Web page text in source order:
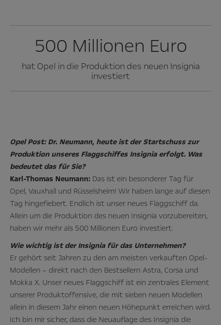
500 Millionen Euro
hat Opel in die Produktion des neuen Insignia
investiert
Opel Post: Dr. Neumann, heute ist der Startschuss zur
Produktion unseres Flaggschiffes Insignia erfolgt. Was
bedeutet das für Sie?
Karl-Thomas Neumann: Das ist ein besonderer Tag für
Opel, Vauxhall und Rüsselsheim! Wir haben lange auf diesen
Tag hingefiebert. Endlich ist unser neues Flaggschiff da.
Allein um die Produktion des neuen Insignia vorzubereiten,
haben wir mehr als 500 Millionen Euro investiert.
Wie wichtig ist der Insignia für das Unternehmen?
Er gehört seit Jahren zu den am meisten verkauften Opel-
Modellen – direkt nach den Bestsellern Astra, Corsa und
Mokka X. Unser neues Flaggschiff ist ein zentrales Element
unserer Produktoffensive, die mit sieben neuen Modellen
allein in diesem Jahr einen neuen Höhepunkt erreichen wird.
Ich bin mir sicher, dass die Neuauflage des Insignia die